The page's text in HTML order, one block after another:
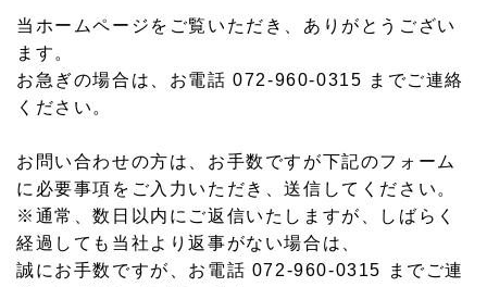
当ホームページをご覧いただき、ありがとうござい
ます。
お急ぎの場合は、お電話 072-960-0315 までご連絡
ください。
お問い合わせの方は、お手数ですが下記のフォーム
に必要事項をご入力いただき、送信してください。
※通常、数日以内にご返信いたしますが、しばらく
経過しても当社より返事がない場合は、
誠にお手数ですが、お電話 072-960-0315 までご連